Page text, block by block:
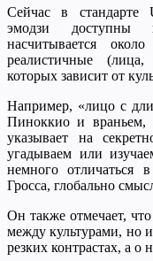
Сейчас в стандарте
эмодзи доступны
насчитывается
реалистичные
которых зависит от
Например, «лицо с
Пиноккио и враньем,
указывает на
угадываем или
немного отличаться
Гросса, глобально
Он также отмечает,
между культурами, но
резких контрастах, а о